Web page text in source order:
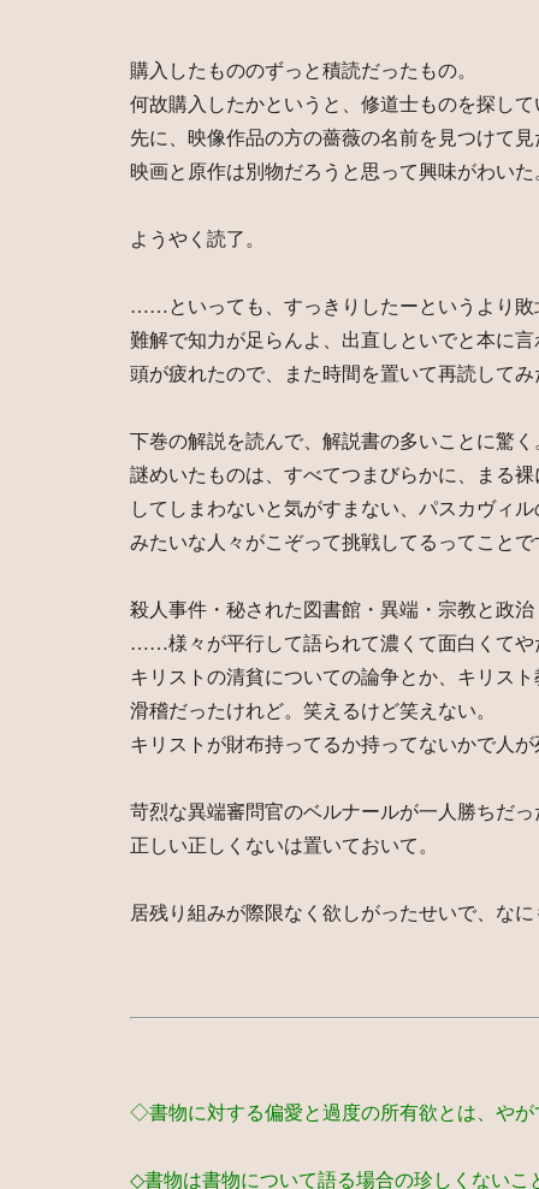
購入したもののずっと積読だったもの。
何故購入したかというと、修道士ものを探して
先に、映像作品の方の薔薇の名前を見つけて
映画と原作は別物だろうと思って興味がわいた
ようやく読了。
……といっても、すっきりしたーというより敗
難解で知力が足らんよ、出直しといでと本に
頭が疲れたので、また時間を置いて再読してみ
下巻の解説を読んで、解説書の多いことに驚く
謎めいたものは、すべてつまびらかに、まる
してしまわないと気がすまない、パスカヴィ
みたいな人々がこぞって挑戦してるってことで
殺人事件・秘された図書館・異端・宗教と政
……様々が平行して語られて濃くて面白くてや
キリストの清貧についての論争とか、キリス
滑稽だったけれど。笑えるけど笑えない。
キリストが財布持ってるか持ってないかで人
苛烈な異端審問官のベルナールが一人勝ちだ
正しい正しくないは置いておいて。
居残り組みが際限なく欲しがったせいで、な
◇書物に対する偏愛と過度の所有欲とは、や
◇書物は書物について語る場合の珍しくないこ